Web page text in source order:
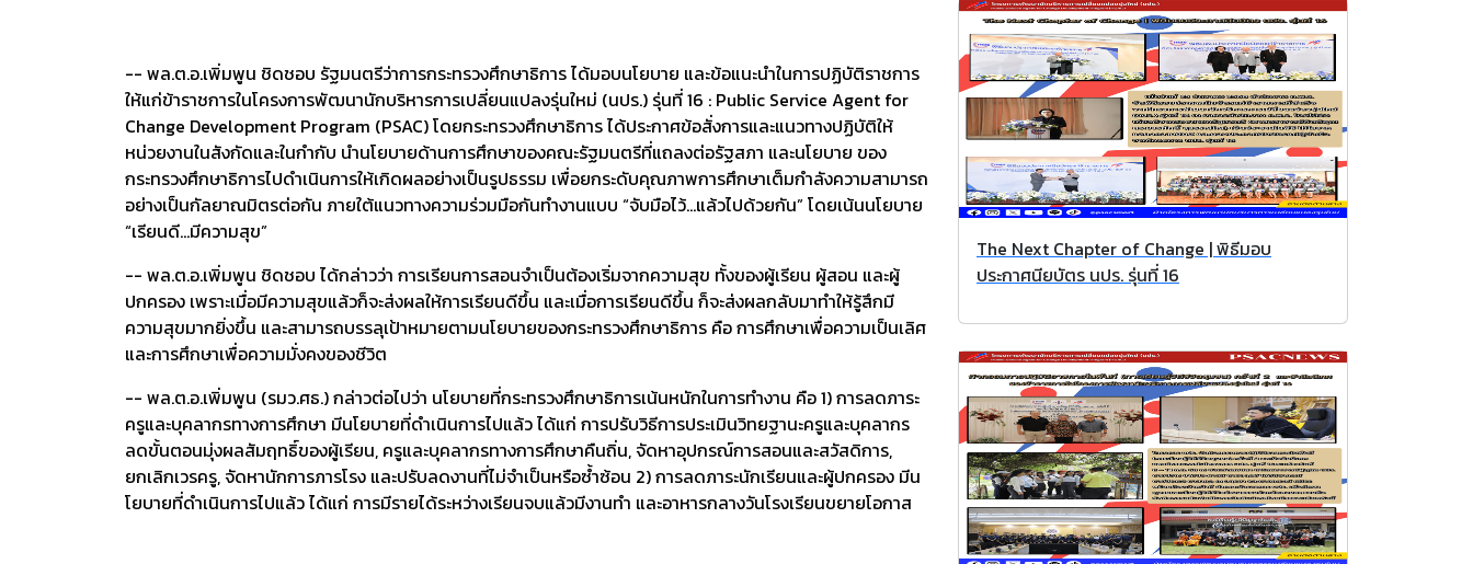
-- พล.ต.อ.เพิ่มพูน ชิดชอบ รัฐมนตรีว่าการกระทรวงศึกษาธิการ ได้มอบนโยบาย และข้อแนะนำในการปฏิบัติราชการ
ให้แก่ข้าราชการในโครงการพัฒนานักบริหารการเปลี่ยนแปลงรุ่นใหม่ (นปร.) รุ่นที่ 16 : Public Service Agent for
Change Development Program (PSAC) โดยกระทรวงศึกษาธิการ ได้ประกาศข้อสั่งการและแนวทางปฏิบัติให้
หน่วยงานในสังกัดและในกำกับ นำนโยบายด้านการศึกษาของคณะรัฐมนตรีที่แถลงต่อรัฐสภา และนโยบาย ของ
กระทรวงศึกษาธิการไปดำเนินการให้เกิดผลอย่างเป็นรูปธรรม เพื่อยกระดับคุณภาพการศึกษาเต็มกำลังความสามารถ
อย่างเป็นกัลยาณมิตรต่อกัน ภายใต้แนวทางความร่วมมือกันทำงานแบบ “จับมือไว้...แล้วไปด้วยกัน” โดยเน้นนโยบาย
“เรียนดี...มีความสุข”
-- พล.ต.อ.เพิ่มพูน ชิดชอบ ได้กล่าวว่า การเรียนการสอนจำเป็นต้องเริ่มจากความสุข ทั้งของผู้เรียน ผู้สอน และผู้
ปกครอง เพราะเมื่อมีความสุขแล้วก็จะส่งผลให้การเรียนดีขึ้น และเมื่อการเรียนดีขึ้น ก็จะส่งผลกลับมาทำให้รู้สึกมี
ความสุขมากยิ่งขึ้น และสามารถบรรลุเป้าหมายตามนโยบายของกระทรวงศึกษาธิการ คือ การศึกษาเพื่อความเป็นเลิศ
และการศึกษาเพื่อความมั่งคงของชีวิต
-- พล.ต.อ.เพิ่มพูน (รมว.ศธ.) กล่าวต่อไปว่า นโยบายที่กระทรวงศึกษาธิการเน้นหนักในการทำงาน คือ 1) การลดภาระ
ครูและบุคลากรทางการศึกษา มีนโยบายที่ดำเนินการไปแล้ว ได้แก่ การปรับวิธีการประเมินวิทยฐานะครูและบุคลากร
ลดขั้นตอนมุ่งผลสัมฤทธิ์ของผู้เรียน, ครูและบุคลากรทางการศึกษาคืนถิ่น, จัดหาอุปกรณ์การสอนและสวัสดิการ,
ยกเลิกเวรครู, จัดหานักการภารโรง และปรับลดงานที่ไม่จำเป็นหรือซ้ำซ้อน 2) การลดภาระนักเรียนและผู้ปกครอง มีน
โยบายที่ดำเนินการไปแล้ว ได้แก่ การมีรายได้ระหว่างเรียนจบแล้วมีงานทำ และอาหารกลางวันโรงเรียนขยายโอกาส
The Next Chapter of Change | พิธีมอบ
ประกาศนียบัตร นปร. รุ่นที่ 16